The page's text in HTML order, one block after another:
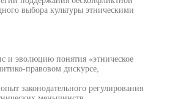
выбора культуры этническими
и эволюцию понятия «этническое
правовом дискурсе,
законодательного регулирования